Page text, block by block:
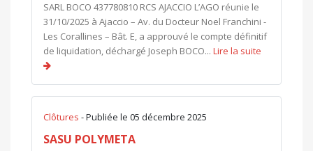
SARL BOCO 437780810 RCS AJACCIO L’AGO réunie le
31/10/2025 à Ajaccio – Av. du Docteur Noel Franchini -
Les Corallines – Bât. E, a approuvé le compte définitif
de liquidation, déchargé Joseph BOCO... Lire la suite
Clôtures - Publiée le 05 décembre 2025
SASU POLYMETA